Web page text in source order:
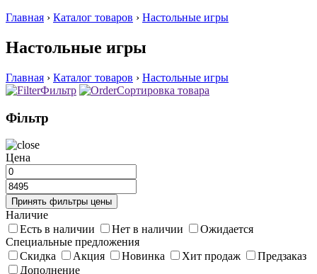
Главная › Каталог товаров › Настольные игры
Настольные игры
Главная › Каталог товаров › Настольные игры
Фильтр
Сортировка товара
Фільтр
Цена
Принять фильтры цены
Наличие
Есть в наличии
Нет в наличии
Ожидается
Специальные предложения
Скидка
Акция Новинка Хит продаж
Предзаказ
Дополнение